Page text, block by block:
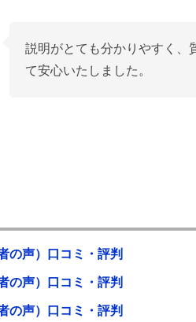
説明がとても分かりやすく、
て安心いたしました。
の声）口コミ・評判
の声）口コミ・評判
の声）口コミ・評判
断して下さり、渋る会社側とも粘
強く交渉して下さり、損害賠償金
会社側の提示よりも大幅に上乗せし